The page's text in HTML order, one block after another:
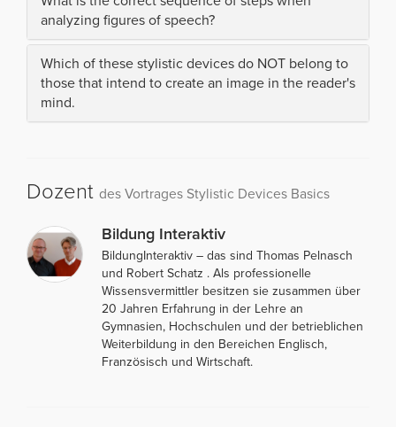
analyzing figures of speech?
Which of these stylistic devices do NOT belong to
those that intend to create an image in the reader's
mind.
Dozent des Vortrages Stylistic Devices Basics
Bildung Interaktiv
BildungInteraktiv – das sind Thomas Pelnasch
und Robert Schatz . Als professionelle
Wissensvermittler besitzen sie zusammen über
20 Jahren Erfahrung in der Lehre an
Gymnasien, Hochschulen und der betrieblichen
Weiterbildung in den Bereichen Englisch,
Französisch und Wirtschaft.